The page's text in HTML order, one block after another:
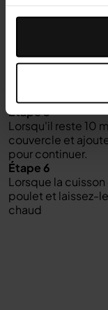
l'huile d'olive.
Une fois que
indiquer qu'il est
rouleaux de
couvercle pour
Étape 5
Lorsqu'il reste 10
couvercle et
pour continuer.
Étape 6
Lorsque la
poulet et laissez-
chaud